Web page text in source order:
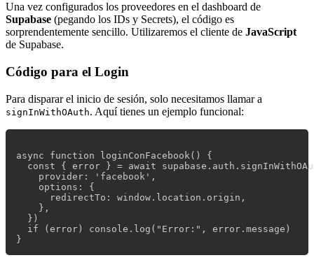
Una vez configurados los proveedores en el dashboard de
Supabase (pegando los IDs y Secrets), el código es
sorprendentemente sencillo. Utilizaremos el cliente de JavaScript
de Supabase.
Código para el Login
Para disparar el inicio de sesión, solo necesitamos llamar a
signInWithOAuth. Aquí tienes un ejemplo funcional:
async function loginConFacebook() {
const { error } = await
    provider: 'facebook',
    options: {
      redirectTo: window.location.origin,
    },
  })
  if (error) console.log("Error:", error.message)